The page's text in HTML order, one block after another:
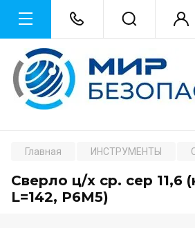
Главная ИНСТРУМЕНТЫ
Сверло ц/х ср. сер 11,6
L=142, Р6М5)